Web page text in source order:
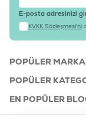
E-posta adresinizi
KVKK Sözleşmesi'ni
POPÜLER
POPÜLER
EN POPÜLER